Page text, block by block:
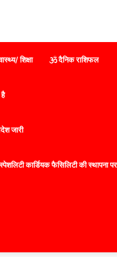
शिक्षा दैनिक राशिफल
जारी
कार्डियक फैसिलिटी की स्थापना